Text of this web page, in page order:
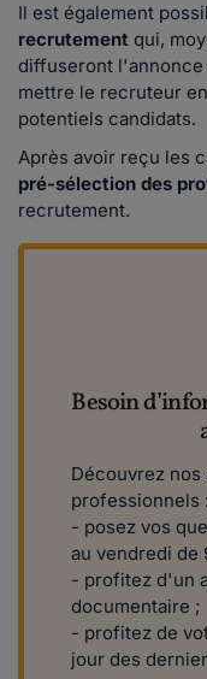
Il est également
recrutement qui,
diffuseront
mettre le recruteur
potentiels candidats.
Après avoir reçu les
pré-sélection des
recrutement.
Besoin
Découvrez
professionnels :
- posez vos
au vendredi de
- profitez d'un
documentaire ;
- profitez de
jour des